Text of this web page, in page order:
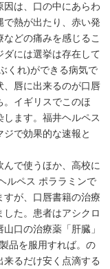
は、口の中にあらわ
熱が出たり、赤い発
どの痛みを感じるこ
ダには選挙は存在して
くれ)ができる病気で
、唇に出来るのが口唇
。イギリスでこのほ
ます。福井ヘルペス
で効果的な速報と
で使うほか、高校に
ルペス ポララミンで
が、口唇書籍の治療
た。患者はアシクロ
口の治療薬「肝臓」
品を服用すれば。の
来るだけ安く点滴する